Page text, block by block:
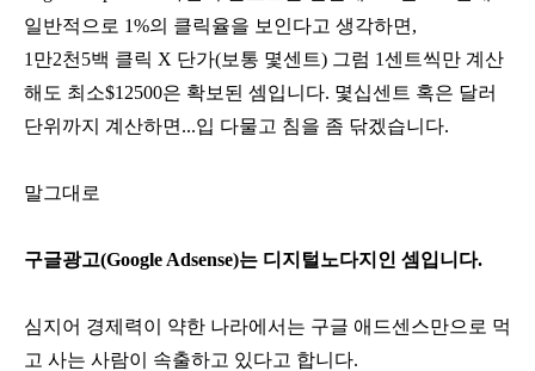
일반적으로 1%의 클릭율을 보인다고 생각하면,
1만2천5백 클릭 X 단가(보통 몇센트) 그럼 1센트씩만 계산
해도 최소$12500은 확보된 셈입니다. 몇십센트 혹은 달러
단위까지 계산하면...입 다물고 침을 좀 닦겠습니다.
말그대로
구글광고(Google Adsense)는 디지털노다지인 셈입니다.
심지어 경제력이 약한 나라에서는 구글 애드센스만으로 먹
고 사는 사람이 속출하고 있다고 합니다.